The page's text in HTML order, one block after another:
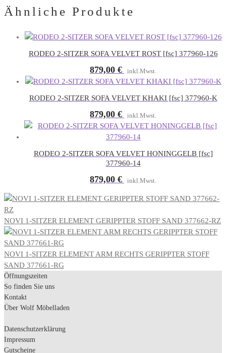
Ähnliche Produkte
RODEO 2-SITZER SOFA VELVET ROST [fsc] 377960-126
879,00 € inkl.Mwst.
RODEO 2-SITZER SOFA VELVET KHAKI [fsc] 377960-K
879,00 € inkl.Mwst.
RODEO 2-SITZER SOFA VELVET HONINGGELB [fsc]
377960-14
879,00 € inkl.Mwst.
NOVI 1-SITZER ELEMENT GERIPPTER STOFF SAND 377662-RZ
NOVI 1-SITZER ELEMENT ARM RECHTS GERIPPTER STOFF
SAND 377661-RG
Öffnungszeiten
So finden Sie uns
Kontakt
Über Wolf Möbelladen
Datenschutzerklärung
Impressum
Gutscheine